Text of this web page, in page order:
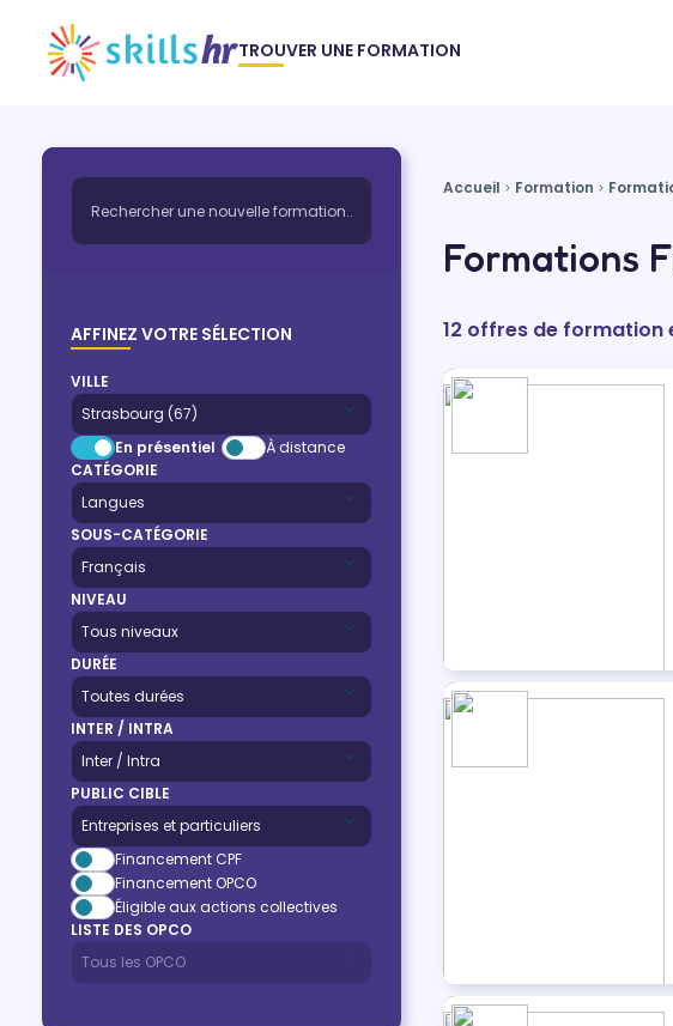
TROUVER UNE FORMATION
AFFINEZ VOTRE SÉLECTION
VILLE
En présentiel
À distance
CATÉGORIE
SOUS-CATÉGORIE
NIVEAU
DURÉE
INTER / INTRA
PUBLIC CIBLE
Financement CPF
Financement OPCO
Éligible aux actions collectives
LISTE DES OPCO
Accueil Formation
Formations
12 offres de formation